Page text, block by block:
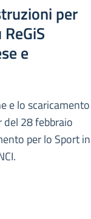
per
e
e lo scaricamento
del 28 febbraio
per lo Sport in